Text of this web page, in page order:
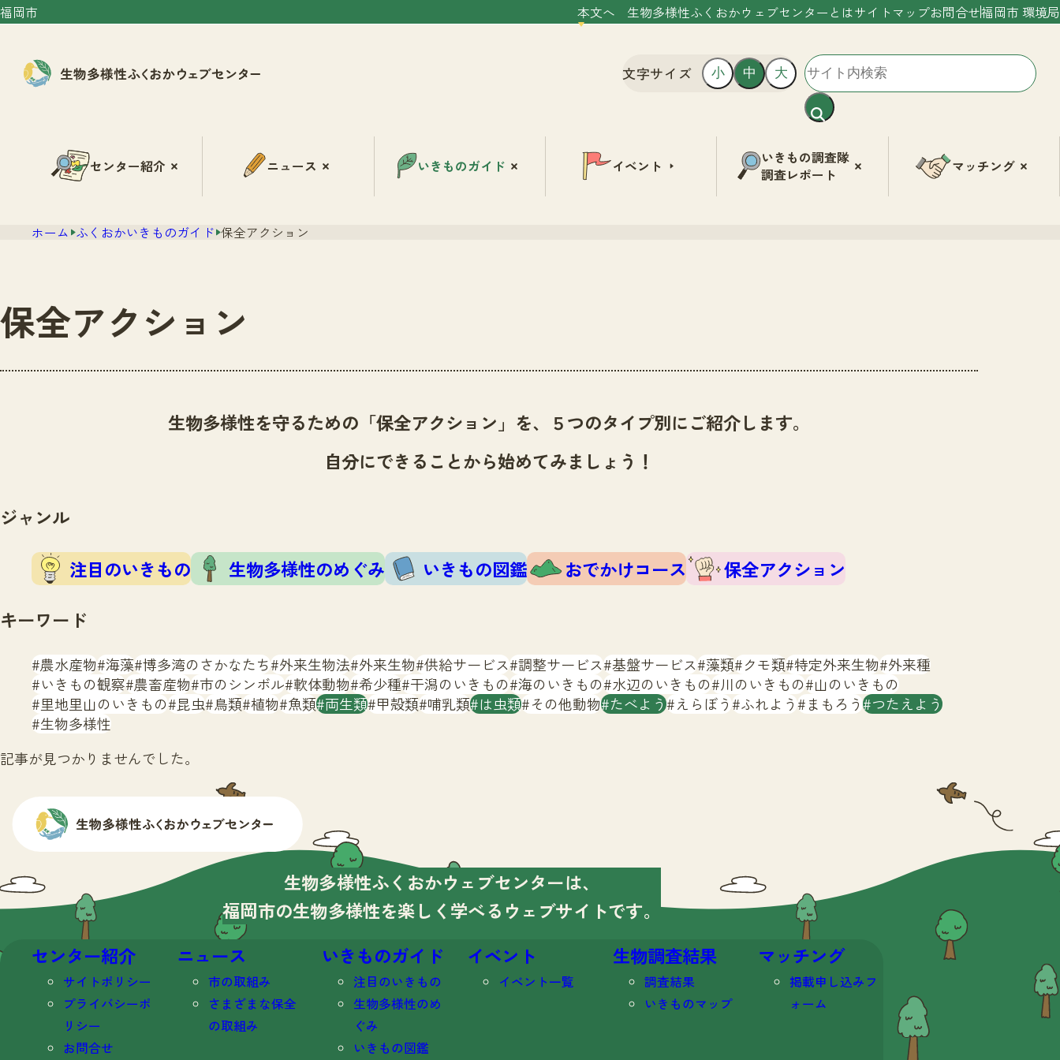
福岡市 本文へ 生物多様性ふくおかウェブセンターとはサイトマップお問合せ福岡市 環境局
文字サイズ 小 中 大
センター紹介 ニュース いきものガイド イベント
いきもの調査隊
調査レポート
マッチング
ホーム ふくおかいきものガイド 保全アクション
保全アクション
生物多様性を守るための「保全アクション」を、５つのタイプ別にご紹介します。
自分にできることから始めてみましょう！
ジャンル
注目のいきもの 生物多様性のめぐみ いきもの図鑑 おでかけコース
保全アクション
キーワード
農水産物 海藻 博多湾のさかなたち 外来生物法 外来生物 供給サービス 調整サービス 基盤サービス 藻類 クモ類 特定外来生物 外来種
いきもの観察 農畜産物 市のシンボル 軟体動物 希少種 干潟のいきもの 海のいきもの 水辺のいきもの 川のいきもの 山のいきもの
里地里山のいきもの 昆虫 鳥類 植物 魚類 両生類 甲殻類 哺乳類 は虫類 その他動物 たべよう えらぼう ふれよう まもろう つたえよう
生物多様性
記事が見つかりませんでした。
生物多様性ふくおかウェブセンターは、
福岡市の生物多様性を楽しく学べる ウェブサイトです。
センター紹介
サイトポリシー
プライバシーポ
リシー
お問合せ
ニュース
市の取組み
さまざまな保全
の取組み
いきものガイド
注目のいきもの
生物多様性のめ
ぐみ
いきもの図鑑
イベント
イベント一覧
生物調査結果
調査結果
いきものマップ
マッチング
掲載申し込みフ
ォーム